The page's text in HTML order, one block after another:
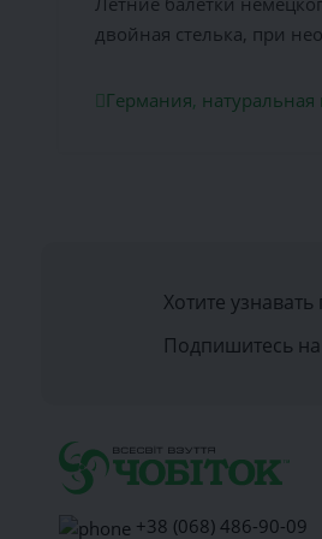
двойная стелька, при
Германия, натуральная
Хотите
Подпишитесь
+38 (068) 486-90-09